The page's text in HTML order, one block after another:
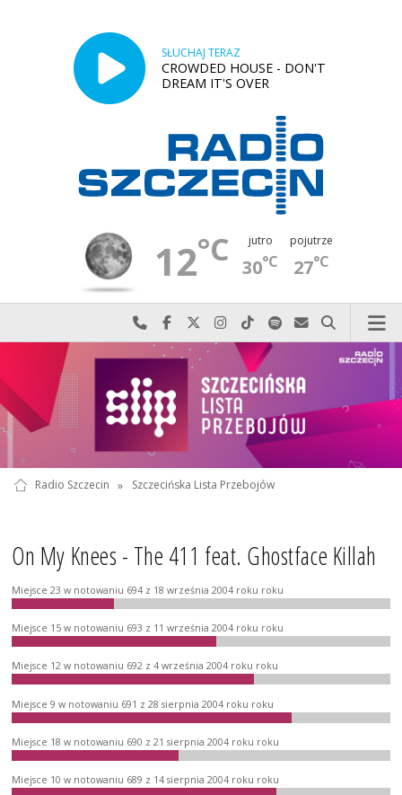
SŁUCHAJ TERAZ
CROWDED HOUSE - DON'T
DREAM IT'S OVER
12°C jutro
30°C
pojutrze
27°C
Najlepiej po prostu do nas zadzwoń
Odwiedź nas na Facebook-u
Odwiedź nas na X
Odwiedź nas na Instagram-ie
Odwiedź nas na TikTok-u
Szukaj nas na Spotify
Wyślij do nas
Szukaj
Radio Szczecin » Szczecińska Lista Przebojów
On My Knees - The 411 feat. Ghostface Killah
Miejsce 23 w notowaniu 694 z 18 września 2004 roku roku
Miejsce 15 w notowaniu 693 z 11 września 2004 roku roku
Miejsce 12 w notowaniu 692 z 4 września 2004 roku roku
Miejsce 9 w notowaniu 691 z 28 sierpnia 2004 roku roku
Miejsce 18 w notowaniu 690 z 21 sierpnia 2004 roku roku
Miejsce 10 w notowaniu 689 z 14 sierpnia 2004 roku roku